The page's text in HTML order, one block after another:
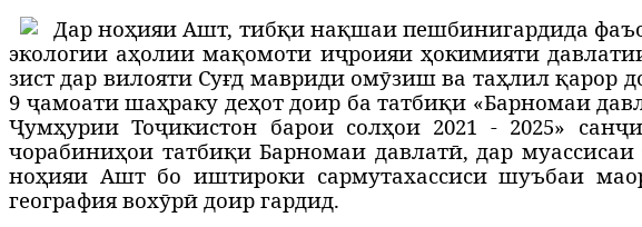
Дар ноҳияи Ашт, тибқи нақшаи пешбинигардида
экологии аҳолии мақомоти иҷроияи ҳокимияти
зист дар вилояти Суғд мавриди омӯзиш ва таҳлилқарор
9 ҷамоати шаҳраку деҳот доир ба татбиқи «Барномаи
Ҷумҳурии Тоҷикистон барои солҳои 2021 - 2025» санҷ
чорабиниҳои татбиқи Барномаи давлатӣ, дар муассисаи
ноҳияи Ашт бо иштироки сармутахассиси шуъбаи
география вохӯрӣ доир гардид.